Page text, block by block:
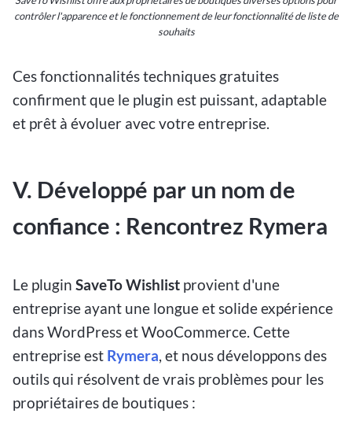
contrôler l'apparence et le fonctionnement de leur fonctionnalité de liste de
souhaits
Ces fonctionnalités techniques gratuites
confirment que le plugin est puissant, adaptable
et prêt à évoluer avec votre entreprise.
V. Développé par un nom de
confiance : Rencontrez Rymera
Le plugin SaveTo Wishlist provient d'une
entreprise ayant une longue et solide expérience
dans WordPress et WooCommerce. Cette
entreprise est Rymera , et nous développons des
outils qui résolvent de vrais problèmes pour les
propriétaires de boutiques :